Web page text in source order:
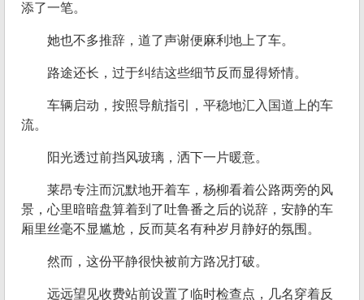
添了一笔。
她也不多推辞，道了声谢便麻利地上了车。
路途还长，过于纠结这些细节反而显得矫情。
车辆启动，按照导航指引，平稳地汇入国道上的车
流。
阳光透过前挡风玻璃，洒下一片暖意。
莱昂专注而沉默地开着车，杨柳看着公路两旁的风
景，心里暗暗盘算着到了吐鲁番之后的说辞，安静的车
厢里丝毫不显尴尬，反而莫名有种岁月静好的氛围。
然而，这份平静很快被前方路况打破。
远远望见收费站前设置了临时检查点，几名穿着反